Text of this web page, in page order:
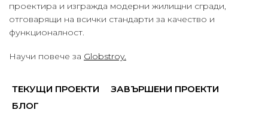
проектира и изгражда модерни жилищни сгради,
отговарящи на всички стандарти за качество и
функционалност.
Научи повече за Globstroy.
ТЕКУЩИ ПРОЕКТИ
ЗАВЪРШЕНИ ПРОЕКТИ
БЛОГ